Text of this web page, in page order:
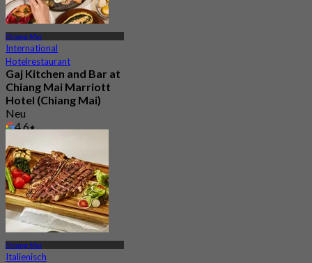
Chiang Mai
International
Hotelrestaurant
Gaj Kitchen and Bar at
Chiang Mai Marriott
Hotel (Chiang Mai)
Neu
4.6
Chiang Mai
Italienisch